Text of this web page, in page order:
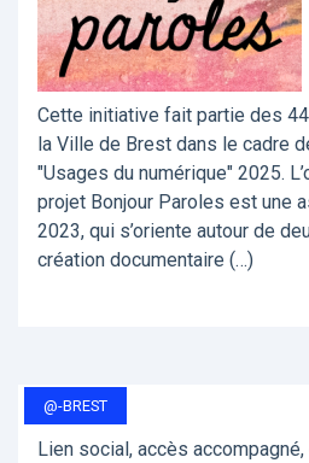
Cette initiative fait partie des
la Ville de Brest dans le cadre
"Usages du numérique" 2025.
projet Bonjour Paroles est une
2023, qui s’oriente autour de
création documentaire (…)
@-BREST
Lien social, accès